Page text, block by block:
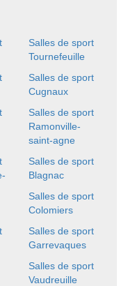
Salles de sport
Tournefeuille
Salles de sport
Cugnaux
Salles de sport
Ramonville-
saint-agne
Salles de sport
Blagnac
Salles de sport
Colomiers
Salles de sport
Garrevaques
Salles de sport
Vaudreuille